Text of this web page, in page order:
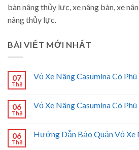
bàn nâng thủy lực, xe nâng bàn, xe
nâng thủy lực.
BÀI VIẾT MỚI NHẤT
07
Th8
Vỏ Xe Nâng Casumina Có
06
Th8
Vỏ Xe Nâng Casumina Có
06
Th8
Hướng Dẫn Bảo Quản Vỏ Xe